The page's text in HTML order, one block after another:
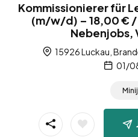
Kommissionierer für
(m/w/d) – 18,00 €
Nebenjobs,
15926 Luckau,
01/